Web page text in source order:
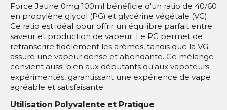
Force Jaune 0mg 100ml bénéficie d'un ratio de 40/60
en propylène glycol (PG) et glycérine végétale (VG).
Ce ratio est idéal pour offrir un équilibre parfait entre
saveur et production de vapeur. Le PG permet de
retranscrire fidèlement les arômes, tandis que la VG
assure une vapeur dense et abondante. Ce mélange
convient aussi bien aux débutants qu'aux vapoteurs
expérimentés, garantissant une expérience de vape
agréable et satisfaisante.
Utilisation Polyvalente et Pratique